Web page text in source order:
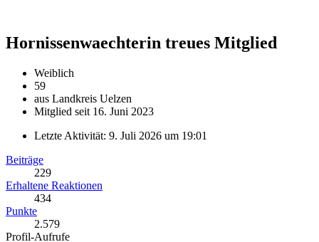
Hornissenwaechterin treues Mitglied
Weiblich
59
aus Landkreis Uelzen
Mitglied seit 16. Juni 2023
Letzte Aktivität: 9. Juli 2026 um 19:01
Beiträge
229
Erhaltene Reaktionen
434
Punkte
2.579
Profil-Aufrufe